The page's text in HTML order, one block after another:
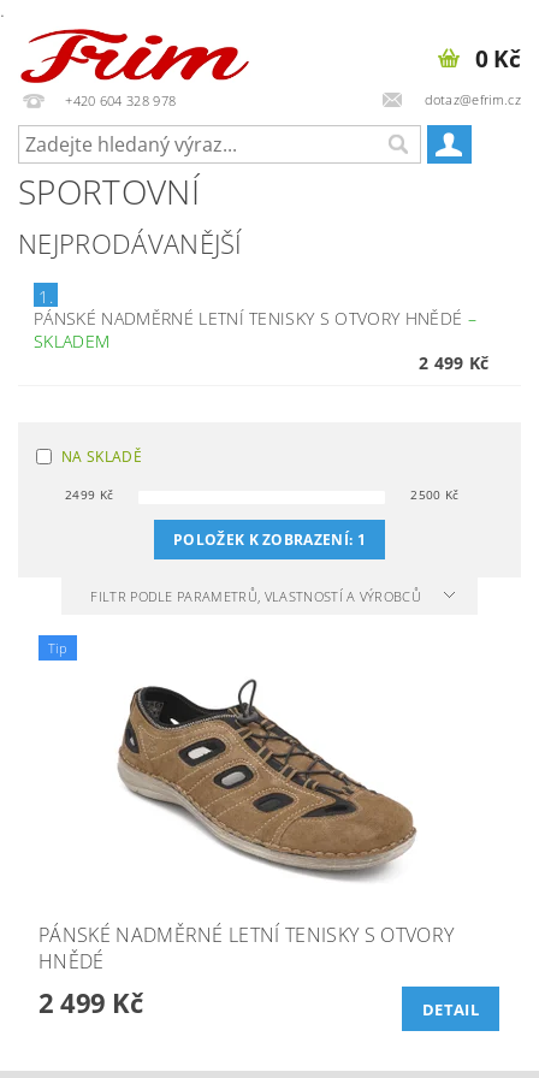
.
+420 604 328 978 dotaz@efrim.cz
0 Kč
SPORTOVNÍ
NEJPRODÁVANĚJŠÍ
1.
PÁNSKÉ NADMĚRNÉ LETNÍ TENISKY S OTVORY HNĚDÉ –
SKLADEM
2 499 Kč
NA SKLADĚ
2499 Kč 2500 Kč
POLOŽEK K ZOBRAZENÍ: 1
FILTR PODLE PARAMETRŮ, VLASTNOSTÍ A VÝROBCŮ
Tip
PÁNSKÉ NADMĚRNÉ LETNÍ TENISKY S OTVORY
HNĚDÉ
2 499 Kč DETAIL